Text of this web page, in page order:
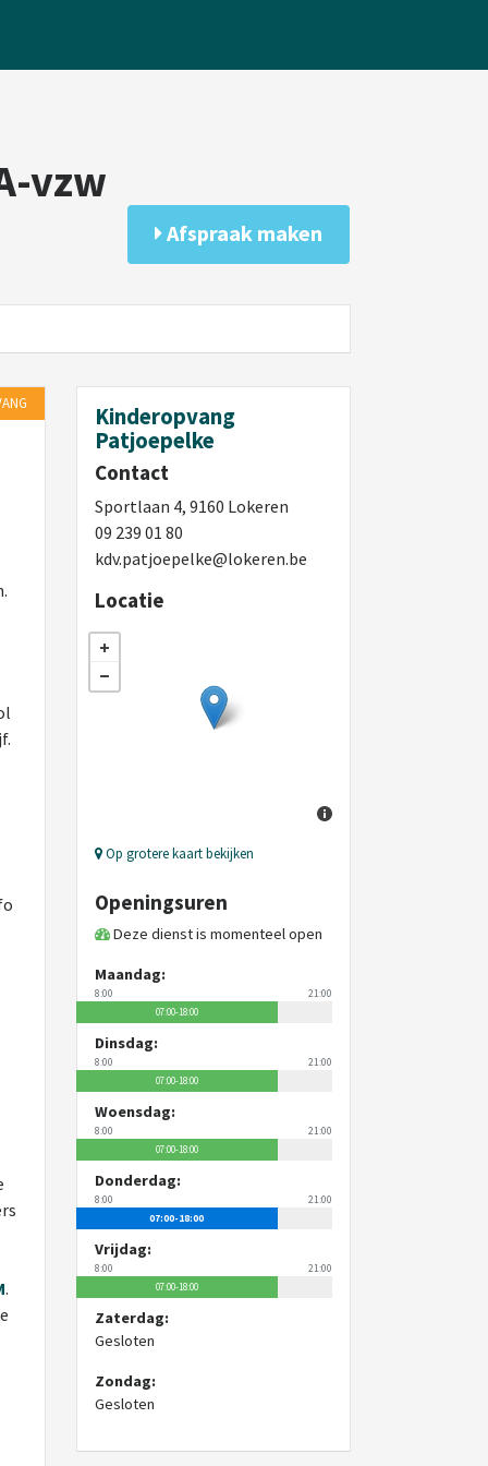
vzw
Afspraak maken
.
Kinderopvang
Patjoepelke
Contact
Sportlaan 4, 9160 Lokeren
09 239 01 80
kdv.patjoepelke@lokeren.be
Locatie
Op grotere kaart bekijken
Openingsuren
Deze dienst is momenteel open
Maandag:
8:00 21:00
07:00-18:00
Dinsdag:
8:00 21:00
07:00-18:00
Woensdag:
8:00 21:00
07:00-18:00
Donderdag:
8:00 21:00
07:00-18:00
Vrijdag:
8:00 21:00
07:00-18:00
Zaterdag:
Gesloten
Zondag:
Gesloten